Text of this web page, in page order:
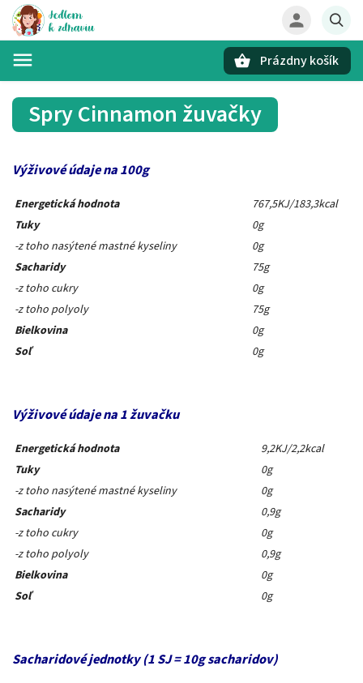
Prázdny košík
Spry Cinnamon žuvačky
Výživové údaje na 100g
Energetická hodnota
767,5KJ/183,3kcal
Tuky
0g
-z toho nasýtené mastné kyseliny
0g
Sacharidy
75g
-z toho cukry
0g
-z toho polyoly
75g
Bielkovina
0g
Soľ
0g
Výživové údaje na 1 žuvačku
Energetická hodnota
9,2KJ/2,2kcal
Tuky
0g
-z toho nasýtené mastné kyseliny
0g
Sacharidy
0,9g
-z toho cukry
0g
-z toho polyoly
0,9g
Bielkovina
0g
Soľ
0g
Sacharidové jednotky (1 SJ = 10g sacharidov)